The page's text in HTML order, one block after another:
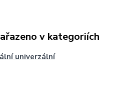
v kategoriích
univerzální